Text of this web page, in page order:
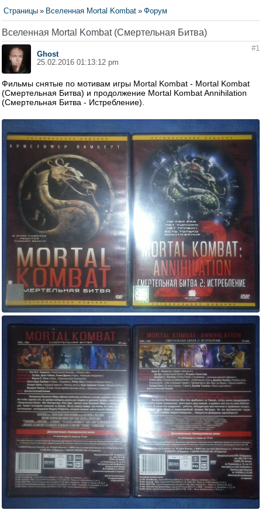
Страницы » Вселенная Mortal Kombat » Форум
Вселенная Mortal Kombat (Смертельная Битва)
Ghost
25.02.2016 01:13:12 pm
#1
Фильмы снятые по мотивам игры Mortal Kombat - Mortal Kombat
(Смертельная Битва) и продолжение Mortal Kombat Annihilation
(Смертельная Битва - Истребление).